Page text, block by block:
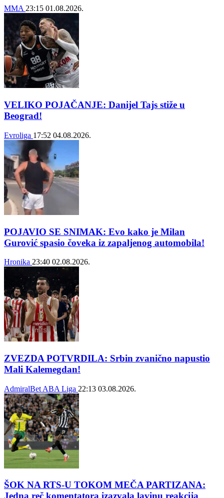
MMA 23:15 01.08.2026.
VELIKO POJAČANJE: Danijel Tajs stiže u
Beograd!
Evroliga 17:52 04.08.2026.
POJAVIO SE SNIMAK: Evo kako je Milan
Gurović spasio čoveka iz zapaljenog automobila!
Hronika 23:40 02.08.2026.
ZVEZDA POTVRDILA: Srbin zvanično napustio
Mali Kalemegdan!
AdmiralBet ABA Liga 22:13 03.08.2026.
ŠOK NA RTS-U TOKOM MEČA PARTIZANA: